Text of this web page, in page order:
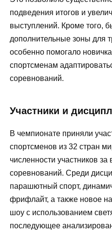
подведения итогов и
выступлений. Кроме того,
дополнительные зоны для
особенно помогало
спортсменам
соревнований.
Участники и
В чемпионате приняли
спортсменов из 32 стран
численности участников
соревнований. Среди
парашютный спорт,
фрифлайт, а также новое
шоу с использованием
последующее